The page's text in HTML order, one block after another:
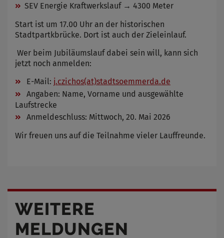
SEV Energie Kraftwerkslauf → 4300 Meter
Start ist um 17.00 Uhr an der historischen
Stadtpartkbrücke. Dort ist auch der Zieleinlauf.
Wer beim Jubiläumslauf dabei sein will, kann sich
jetzt noch anmelden:
E-Mail: j.czichos(at)stadtsoemmerda.de
Angaben: Name, Vorname und ausgewählte
Laufstrecke
Anmeldeschluss: Mittwoch, 20. Mai 2026
Wir freuen uns auf die Teilnahme vieler Lauffreunde.
WEITERE
MELDUNGEN